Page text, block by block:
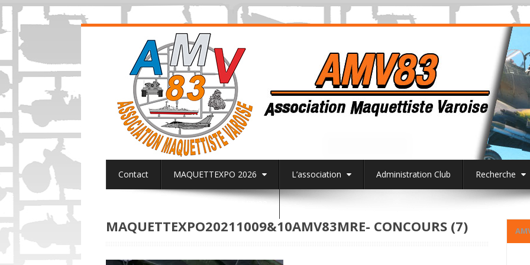
Contact MAQUETTEXPO 2026 L’association Administration Club Recherche
MAQUETTEXPO20211009&10AMV83MRE- CONCOURS (7)